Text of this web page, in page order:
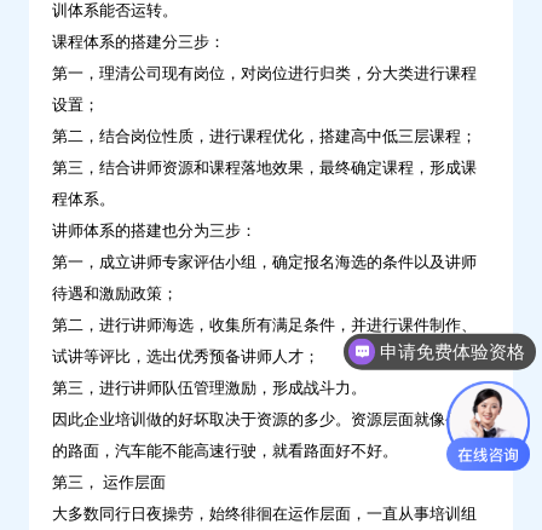
训体系能否运转。
课程体系的搭建分三步：
第一，理清公司现有岗位，对岗位进行归类，分大类进行课程
设置；
第二，结合岗位性质，进行课程优化，搭建高中低三层课程；
第三，结合讲师资源和课程落地效果，最终确定课程，形成课
程体系。
讲师体系的搭建也分为三步：
第一，成立讲师专家评估小组，确定报名海选的条件以及讲师
待遇和激励政策；
第二，进行讲师海选，收集所有满足条件，并进行课件制作、
试讲等评比，选出优秀预备讲师人才；
第三，进行讲师队伍管理激励，形成战斗力。
因此企业培训做的好坏取决于资源的多少。资源层面就像公路
的路面，汽车能不能高速行驶，就看路面好不好。
第三， 运作层面
大多数同行日夜操劳，始终徘徊在运作层面，一直从事培训组
申请免费体验资格